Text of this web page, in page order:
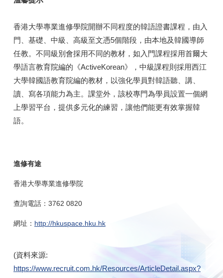
香港大學專業進修學院開辦不同程度的韓語證書課程，由入
門、基礎、中級、高級至文憑5個階段，由本地及韓國導師
任教。不同級別會採用不同的教材，如入門課程採用首爾大
學語言教育院編的《ActiveKorean》，中級課程則採用西江
大學韓國語教育院編的教材，以強化學員對韓語聽、講、
讀、寫各項能力為主。課堂外，該校專門為學員設置一個網
上學習平台，提供多元化的練習，讓他們能更有效掌握韓
語。
進修有途
香港大學專業進修學院
查詢電話：3762 0820
網址： http://hkuspace.hku.hk
(資料來源:
https://www.recruit.com.hk/Resources/ArticleDetail.aspx?